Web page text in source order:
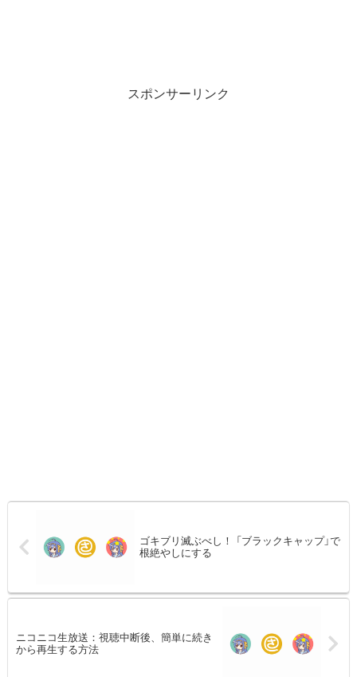
スポンサーリンク
ゴキブリ滅ぶべし！ 「ブラックキャップ」で
根絶やしにする
ニコニコ生放送：視聴中断後、簡単に続き
から再生する方法